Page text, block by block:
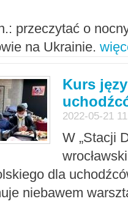
przeczytać o
na Ukrainie.
Kurs
2022-05-21
W „Stacji
dla
niebawem